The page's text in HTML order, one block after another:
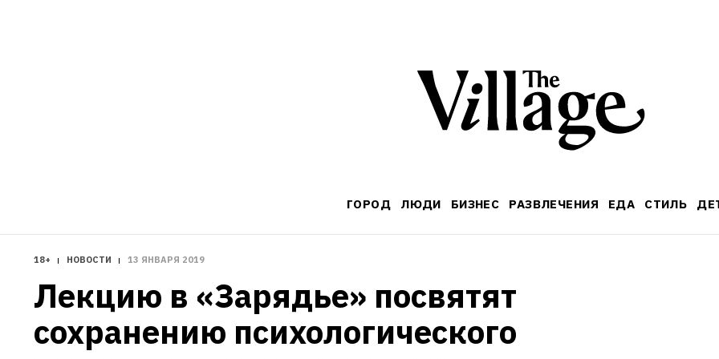
ГОРОД ЛЮДИ БИЗНЕС РАЗВЛЕЧЕНИЯ ЕДА СТИЛЬ
18+ НОВОСТИ 13 ЯНВАРЯ 2019
Лекцию в «Зарядье» посвятят
сохранению психологического